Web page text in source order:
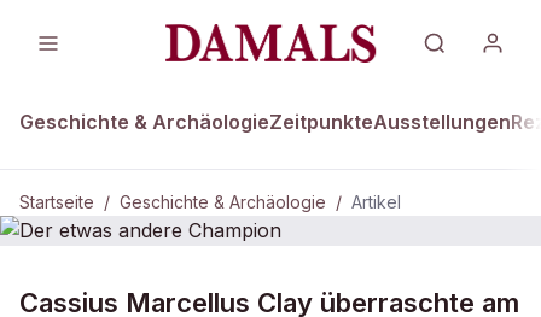
Geschichte & ArchäologieZeitpunkteAusstellungen
Startseite / Geschichte & Archäologie / Artikel
DAMALS Plus GESCHICHTE & ARCHÄOLOGIE
Cassius Marcellus Clay überraschte am